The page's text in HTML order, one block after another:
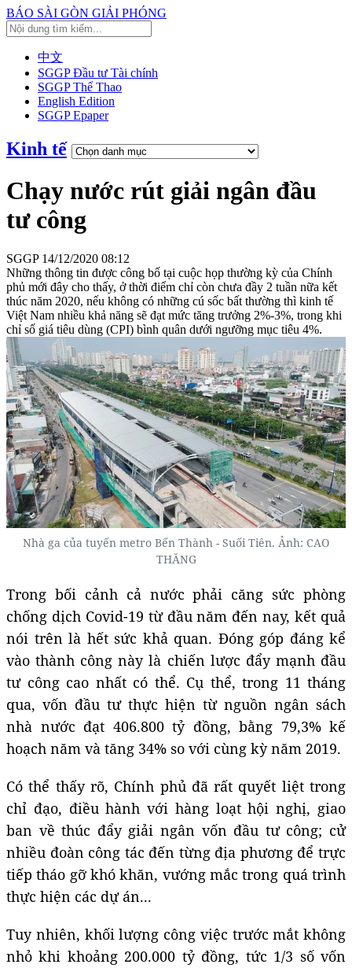
BÁO SÀI GÒN GIẢI PHÓNG
中文
SGGP Đầu tư Tài chính
SGGP Thể Thao
English Edition
SGGP Epaper
Kinh tế
Chạy nước rút giải ngân đầu
tư công
SGGP 14/12/2020 08:12
Những thông tin được công bố tại cuộc họp thường kỳ của Chính
phủ mới đây cho thấy, ở thời điểm chỉ còn chưa đầy 2 tuần nữa kết
thúc năm 2020, nếu không có những cú sốc bất thường thì kinh tế
Việt Nam nhiều khả năng sẽ đạt mức tăng trưởng 2%-3%, trong khi
chỉ số giá tiêu dùng (CPI) bình quân dưới ngưỡng mục tiêu 4%.
Nhà ga của tuyến metro Bến Thành - Suối Tiên. Ảnh: CAO
THĂNG
Trong bối cảnh cả nước phải căng sức phòng
chống dịch Covid-19 từ đầu năm đến nay, kết quả
nói trên là hết sức khả quan. Đóng góp đáng kể
vào thành công này là chiến lược đẩy mạnh đầu
tư công cao nhất có thể. Cụ thể, trong 11 tháng
qua, vốn đầu tư thực hiện từ nguồn ngân sách
nhà nước đạt 406.800 tỷ đồng, bằng 79,3% kế
hoạch năm và tăng 34% so với cùng kỳ năm 2019.
Có thể thấy rõ, Chính phủ đã rất quyết liệt trong
chỉ đạo, điều hành với hàng loạt hội nghị, giao
ban về thúc đẩy giải ngân vốn đầu tư công; cử
nhiều đoàn công tác đến từng địa phương để trực
tiếp tháo gỡ khó khăn, vướng mắc trong quá trình
thực hiện các dự án...
Tuy nhiên, khối lượng công việc trước mắt không
nhỏ khi khoảng 200.000 tỷ đồng, tức 1/3 số vốn